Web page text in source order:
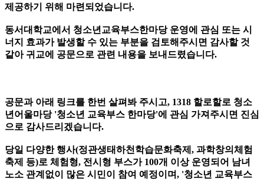
제공하기 위해 마련되었습니다.
동서대학교에서 청소년교육부스한마당 운영에 관심 또는 시
너지 효과가 발생할 수 있는 부분을 검토해주시면 감사할 것
같아 귀교에 공문으로 관련 내용을 보내드렸습니다.
공문과 아래 링크를 한번 살펴봐 주시고, 1318 할로할로 청소
년어울마당 '청소년 교육부스 한마당'에 관심 가져주시면 진심
으로 감사드리겠습니다.
당일 다양한 행사(정관생태하천학습문화축제, 과학창의체험
축제 등)로 체험형, 전시형 부스가 100개 이상 운영되어 남녀
노소 관계없이 많은 시민이 참여 예정이며, '청소년 교육부스